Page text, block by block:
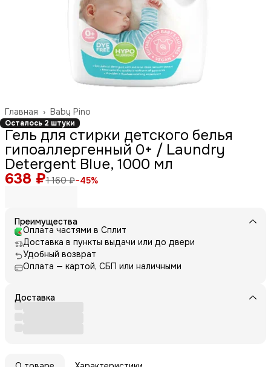
Baby Pino
Главная ›
Осталось 2 штуки
Гель для стирки детского белья
гипоаллергенный 0+ / Laundry
Detergent Blue, 1000 мл
638 ₽1 160 ₽−45%
Преимущества
Оплата частями в Сплит
Доставка в пункты выдачи или до двери
Удобный возврат
Оплата — картой, СБП или наличными
Доставка